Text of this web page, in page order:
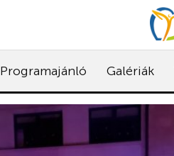
Programajánló Galériák